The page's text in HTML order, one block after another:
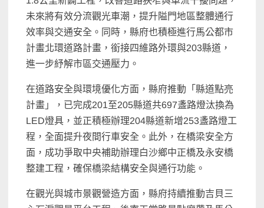
未來將有效分流觀光車潮，提升隘門地區整體通行
效率與交通安全。同時，縣府也積極進行馬公都市
計畫北環道路計畫，銜接四維路外環與203縣道，
進一步紓解市區交通壓力。
在道路安全與環境優化方面，縣府推動「縣道點亮
計畫」，已完成201至205縣道共697盞路燈汰換為
LED燈具，並正積極辦理204縣道新增253盞路燈工
程，全面提升夜間行車安全。此外，在橋梁安全方
面，成功爭取中央補助辦理白沙鄉中正橋及永安橋
整建工程，確保橋梁結構安全與通行功能。
在觀光與城市景觀營造方面，縣府持續推動吉貝三